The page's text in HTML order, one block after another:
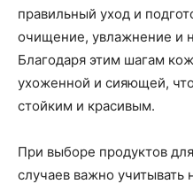
правильный уход и
очищение, увлажнение и
Благодаря этим шагам
ухоженной и сияющей,
стойким и красивым.
При выборе продуктов
случаев важно учитывать